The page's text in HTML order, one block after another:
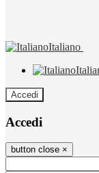
Italiano
Accedi
Accedi
button close ×